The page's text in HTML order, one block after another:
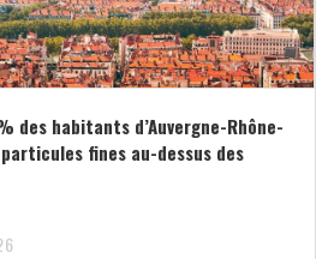
des habitants d’Auvergne-Rhône-
fines au-dessus des